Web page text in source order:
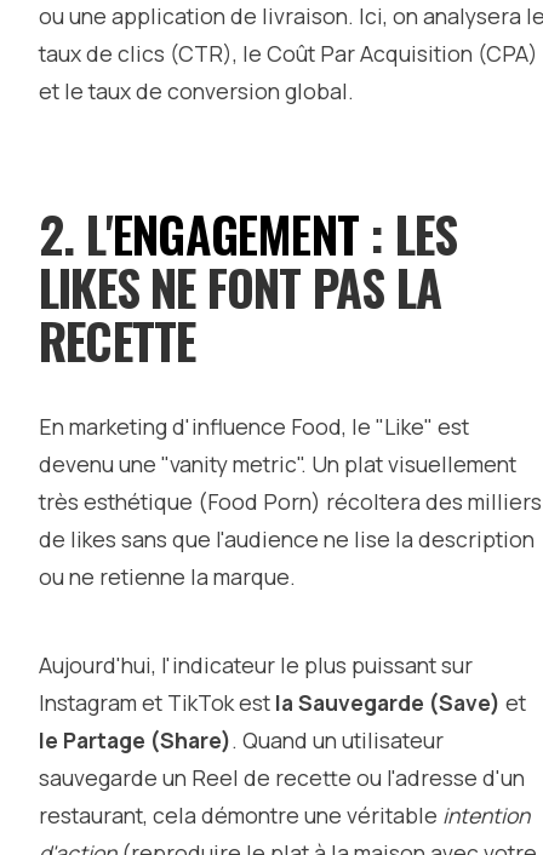
ou une application de livraison. Ici, on analysera
taux de clics (CTR), le Coût Par Acquisition (CPA)
et le taux de conversion global.
2. L'ENGAGEMENT : LES
LIKES NE FONT PAS LA
RECETTE
En marketing d'influence Food, le "Like" est
devenu une "vanity metric". Un plat visuellement
très esthétique (Food Porn) récoltera des milliers
de likes sans que l'audience ne lise la description
ou ne retienne la marque.
Aujourd'hui, l'indicateur le plus puissant sur
Instagram et TikTok est la Sauvegarde (Save) et
le Partage (Share). Quand un utilisateur
sauvegarde un Reel de recette ou l'adresse d'un
restaurant, cela démontre une véritable intention